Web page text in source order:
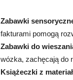
Zabawki
fakturami pomogą
Zabawki do
wózka, zachęcają do
Książeczki z